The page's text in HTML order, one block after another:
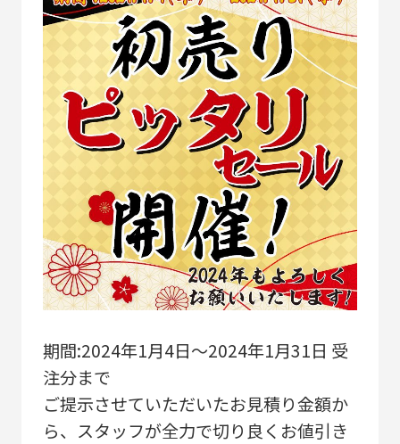
期間:2024年1月4日～2024年1月31日 受
注分まで
ご提示させていただいたお見積り金額か
ら、スタッフが全力で切り良くお値引き